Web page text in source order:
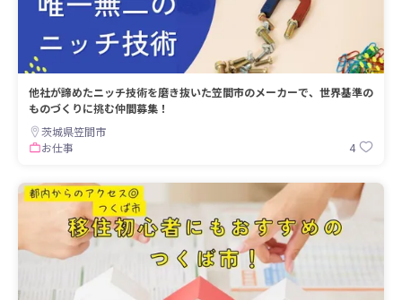
他社が諦めたニッチ技術を磨き抜いた笠間市のメーカーで、世界基準の
ものづくりに挑む仲間募集！
茨城県笠間市
お仕事
4